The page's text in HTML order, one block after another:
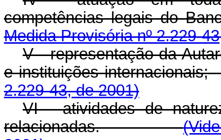
competências legais
Medida Provisória nº 2.229-
V - representação da
e instituições
2.229-43, de 2001)
VI - atividades de
relacionadas.